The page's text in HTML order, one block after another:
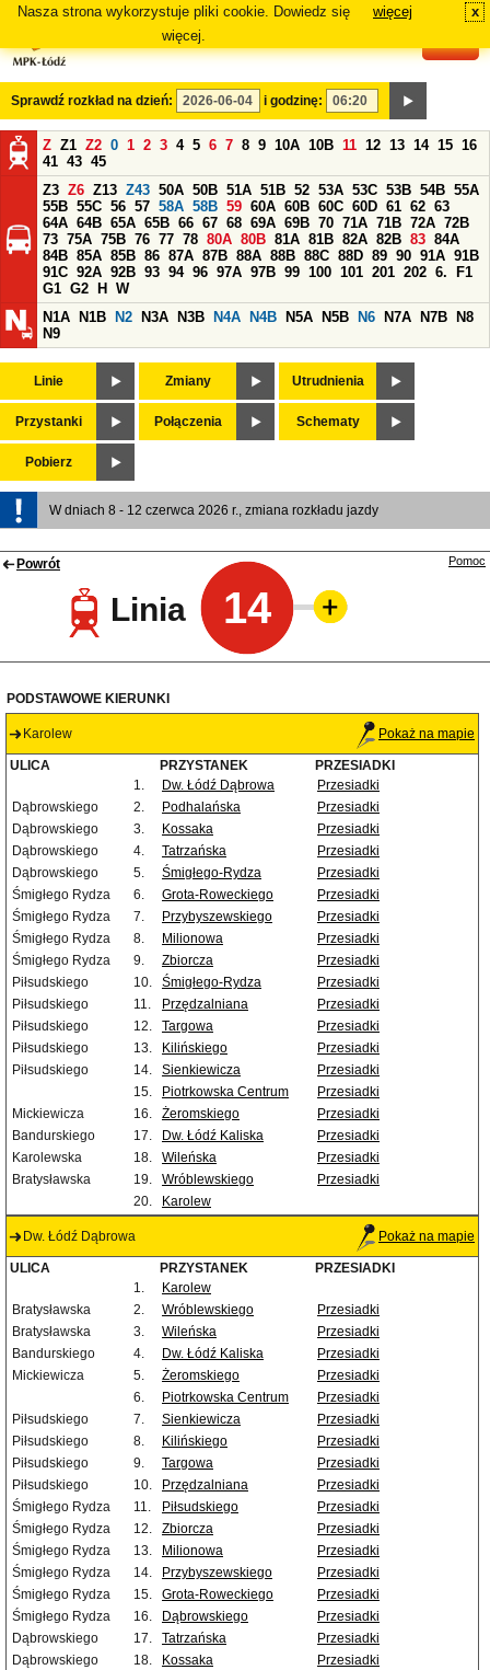
Nasza strona wykorzystuje pliki cookie. Dowiedz się
więcej.
więcej x
Sprawdź rozkład na dzień: i godzinę:
Z Z1 Z2 0 1 2 3 4 5 6 7 8 9 10A 10B 11 12 13 14 15 16
41 43 45
Z3 Z6 Z13 Z43 50A 50B 51A 51B 52 53A 53C 53B 54B 55A
55B 55C 56 57 58A 58B 59 60A 60B 60C 60D 61 62 63
64A 64B 65A 65B 66 67 68 69A 69B 70 71A 71B 72A 72B
73 75A 75B 76 77 78 80A 80B 81A 81B 82A 82B 83 84A
84B 85A 85B 86 87A 87B 88A 88B 88C 88D 89 90 91A 91B
91C 92A 92B 93 94 96 97A 97B 99 100 101 201 202 6.
F1
G1 G2 H
W
N1A
N1B N2 N3A N3B N4A N4B N5A N5B N6 N7A N7B
N8
N9
Linie Zmiany Utrudnienia
Przystanki Połączenia Schematy
Pobierz
W dniach 8 - 12 czerwca 2026 r., zmiana rozkładu jazdy
Powrót
Linia 14
Pomoc
PODSTAWOWE KIERUNKI
Karolew Pokaż na mapie
ULICA PRZYSTANEK
PRZESIADKI
1.
Dw. Łódź Dąbrowa
Przesiadki
Dąbrowskiego
2. Podhalańska
Przesiadki
Dąbrowskiego
3. Kossaka
Przesiadki
Dąbrowskiego
4. Tatrzańska
Przesiadki
Dąbrowskiego
5. Śmigłego-Rydza
Przesiadki
Śmigłego Rydza
6. Grota-Roweckiego
Przesiadki
Śmigłego Rydza
7. Przybyszewskiego
Przesiadki
Śmigłego Rydza
8. Milionowa
Przesiadki
Śmigłego Rydza
9. Zbiorcza
Przesiadki
Piłsudskiego
10. Śmigłego-Rydza
Przesiadki
Piłsudskiego
11. Przędzalniana
Przesiadki
Piłsudskiego
12. Targowa
Przesiadki
Piłsudskiego
13. Kilińskiego
Przesiadki
Piłsudskiego
14. Sienkiewicza
Przesiadki
15.
Piotrkowska Centrum
Przesiadki
Mickiewicza
16. Żeromskiego
Przesiadki
Bandurskiego
17. Dw. Łódź Kaliska
Przesiadki
Karolewska
18. Wileńska
Przesiadki
Bratysławska
19. Wróblewskiego
Przesiadki
20.
Karolew
Dw. Łódź Dąbrowa Pokaż na mapie
ULICA PRZYSTANEK
PRZESIADKI
1.
Karolew
Bratysławska
2. Wróblewskiego
Przesiadki
Bratysławska
3. Wileńska
Przesiadki
Bandurskiego
4. Dw. Łódź Kaliska
Przesiadki
Mickiewicza
5. Żeromskiego
Przesiadki
6.
Piotrkowska Centrum
Przesiadki
Piłsudskiego
7. Sienkiewicza
Przesiadki
Piłsudskiego
8. Kilińskiego
Przesiadki
Piłsudskiego
9. Targowa
Przesiadki
Piłsudskiego
10. Przędzalniana
Przesiadki
Śmigłego Rydza
11. Piłsudskiego
Przesiadki
Śmigłego Rydza
12. Zbiorcza
Przesiadki
Śmigłego Rydza
13. Milionowa
Przesiadki
Śmigłego Rydza
14. Przybyszewskiego
Przesiadki
Śmigłego Rydza
15. Grota-Roweckiego
Przesiadki
Śmigłego Rydza
16. Dąbrowskiego
Przesiadki
Dąbrowskiego
17. Tatrzańska
Przesiadki
Dąbrowskiego
18. Kossaka
Przesiadki